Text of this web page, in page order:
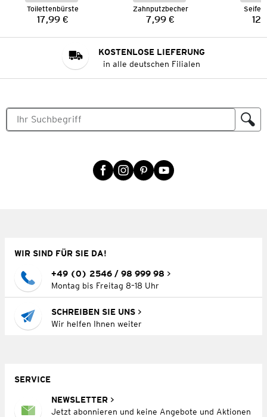
Toilettenbürste
Preis:
17,99 €
Zahnputzbecher
Preis:
7,99 €
KOSTENLOSE LIEFERUNG
in alle deutschen Filialen
WIR SIND FÜR SIE DA!
+49 (0) 2546 / 98 999 98
Montag bis Freitag 8–18 Uhr
SCHREIBEN SIE UNS
Wir helfen Ihnen weiter
SERVICE
NEWSLETTER
Jetzt abonnieren und keine Angebote und Aktionen